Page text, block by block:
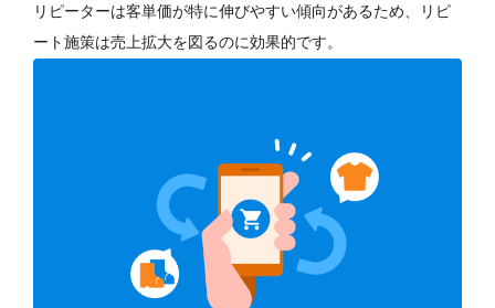
リピーターは客単価が特に伸びやすい傾向があるため、リピ
ート施策は売上拡大を図るのに効果的です。